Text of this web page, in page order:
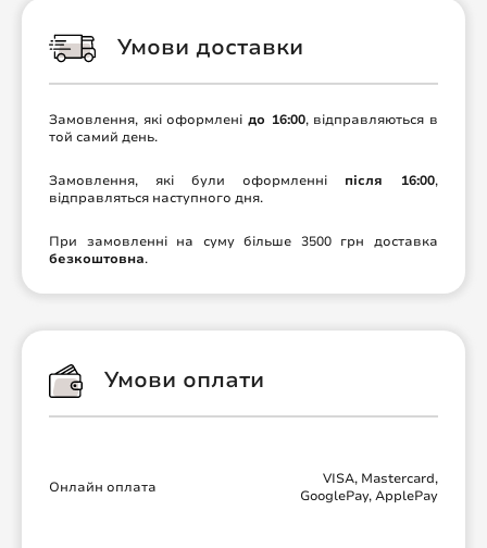
Умови доставки
Замовлення, які оформлені до 16:00, відправляються в
той самий день.
Замовлення, які були оформленні після 16:00,
відправляться наступного дня.
При замовленні на суму більше 3500 грн доставка
безкоштовна.
Умови оплати
Онлайн оплата
VISA, Mastercard,
GooglePay, ApplePay